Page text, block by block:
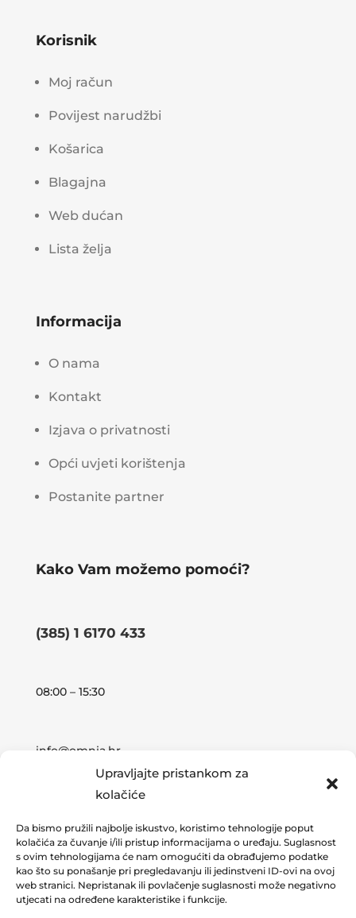
Upravljajte pristankom za
kolačiće
Da bismo pružili najbolje iskustvo, koristimo tehnologije poput
kolačića za čuvanje i/ili pristup informacijama o uređaju. Suglasnost
s ovim tehnologijama će nam omogućiti da obrađujemo podatke
kao što su ponašanje pri pregledavanju ili jedinstveni ID-ovi na ovoj
web stranici. Nepristanak ili povlačenje suglasnosti može negativno
utjecati na određene karakteristike i funkcije.
Korisnik
Moj račun
Povijest narudžbi
Košarica
Blagajna
Web dućan
Lista želja
Informacija
O nama
Kontakt
Izjava o privatnosti
Opći uvjeti korištenja
Postanite partner
Kako Vam možemo pomoći?
(385) 1 6170 433
08:00 – 15:30
info@omnia.hr
Koturaška 69
10000 Zagreb, Hrvatska